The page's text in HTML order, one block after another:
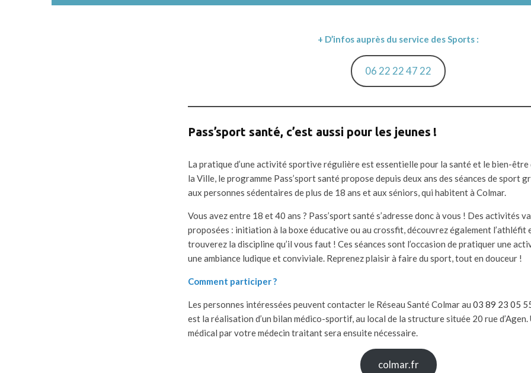
+ D’infos auprès du service des Sports :
06 22 22 47 22
Pass’sport santé, c’est aussi pour les jeunes !
La pratique d’une activité sportive régulière est essentielle pour la santé et le bien-être
la Ville, le programme Pass’sport santé propose depuis deux ans des séances de sport
aux personnes sédentaires de plus de 18 ans et aux séniors, qui habitent à Colmar.
Vous avez entre 18 et 40 ans ? Pass’sport santé s’adresse donc à vous ! Des activités
proposées : initiation à la boxe éducative ou au crossfit, découvrez également l’athléfit
trouverez la discipline qu’il vous faut ! Ces séances sont l’occasion de pratiquer une
une ambiance ludique et conviviale. Reprenez plaisir à faire du sport, tout en douceur !
Comment participer ?
Les personnes intéressées peuvent contacter le Réseau Santé Colmar au 03 89 23 05
est la réalisation d’un bilan médico-sportif, au local de la structure située 20 rue
médical par votre médecin traitant sera ensuite nécessaire.
colmar.fr